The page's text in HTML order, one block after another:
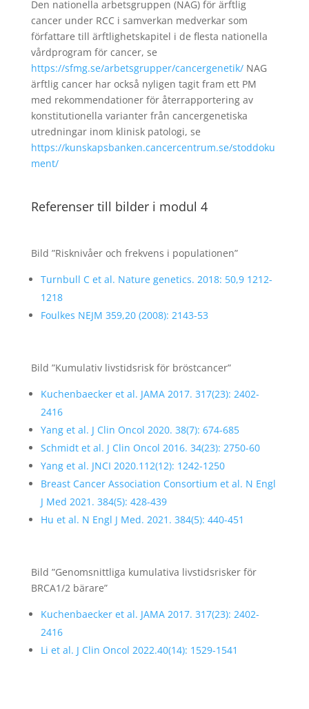
Den nationella arbetsgruppen (NAG) för ärftlig
cancer under RCC i samverkan medverkar som
författare till ärftlighetskapitel i de flesta nationella
vårdprogram för cancer, se
https://sfmg.se/arbetsgrupper/cancergenetik/NAG
ärftlig cancer har också nyligen tagit fram ett PM
med rekommendationer för återrapportering av
konstitutionella varianter från cancergenetiska
utredningar inom klinisk patologi, se
https://kunskapsbanken.cancercentrum.se/stoddoku
ment/
Referenser till bilder i modul 4
Bild ”Risknivåer och frekvens i populationen”
Turnbull C et al. Nature genetics. 2018: 50,9 1212-
1218
Foulkes NEJM 359,20 (2008): 2143-53
Bild ”Kumulativ livstidsrisk för bröstcancer”
Kuchenbaecker et al. JAMA 2017. 317(23): 2402-
2416
Yang et al. J Clin Oncol 2020. 38(7): 674-685
Schmidt et al. J Clin Oncol 2016. 34(23): 2750-60
Yang et al. JNCI 2020.112(12): 1242-1250
Breast Cancer Association Consortium et al. N Engl
J Med 2021. 384(5): 428-439
Hu et al. N Engl J Med. 2021. 384(5): 440-451
Bild ”Genomsnittliga kumulativa livstidsrisker för
BRCA1/2 bärare”
Kuchenbaecker et al. JAMA 2017. 317(23): 2402-
2416
Li et al. J Clin Oncol 2022.40(14): 1529-1541